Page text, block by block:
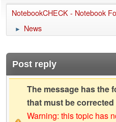
Forum
Impressum
NotebookCHECK - Notebook
► News
Post reply
The message has the
that must be
Warning: this topic has